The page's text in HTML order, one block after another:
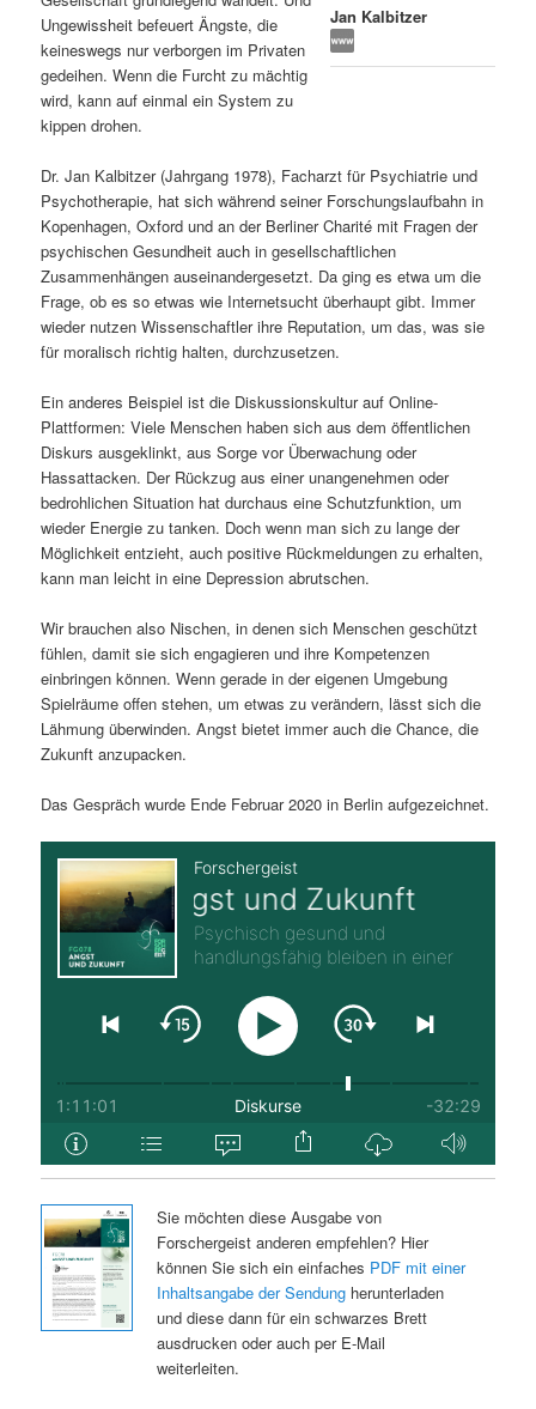
t
s
r
i
n
g
e
a
l
s
p
r
n
n
Jan Kalbitzer
Ungewissheit befeuert Ängste, die
keineswegs nur verborgen im Privaten
gedeihen. Wenn die Furcht zu mächtig
wird, kann auf einmal ein System zu
kippen drohen.
Dr. Jan Kalbitzer (Jahrgang 1978), Facharzt für Psychiatrie und
Psychotherapie, hat sich während seiner Forschungslaufbahn in
Kopenhagen, Oxford und an der Berliner Charité mit Fragen der
psychischen Gesundheit auch in gesellschaftlichen
Zusammenhängen auseinandergesetzt. Da ging es etwa um die
Frage, ob es so etwas wie Internetsucht überhaupt gibt. Immer
wieder nutzen Wissenschaftler ihre Reputation, um das, was sie
für moralisch richtig halten, durchzusetzen.
Ein anderes Beispiel ist die Diskussionskultur auf Online-
Plattformen: Viele Menschen haben sich aus dem öffentlichen
Diskurs ausgeklinkt, aus Sorge vor Überwachung oder
Hassattacken. Der Rückzug aus einer unangenehmen oder
bedrohlichen Situation hat durchaus eine Schutzfunktion, um
wieder Energie zu tanken. Doch wenn man sich zu lange der
Möglichkeit entzieht, auch positive Rückmeldungen zu erhalten,
kann man leicht in eine Depression abrutschen.
Wir brauchen also Nischen, in denen sich Menschen geschützt
fühlen, damit sie sich engagieren und ihre Kompetenzen
einbringen können. Wenn gerade in der eigenen Umgebung
Spielräume offen stehen, um etwas zu verändern, lässt sich die
Lähmung überwinden. Angst bietet immer auch die Chance, die
Zukunft anzupacken.
Das Gespräch wurde Ende Februar 2020 in Berlin aufgezeichnet.
Sie möchten diese Ausgabe von
Forschergeist anderen empfehlen? Hier
können Sie sich ein einfaches PDF mit einer
Inhaltsangabe der Sendungherunterladen
und diese dann für ein schwarzes Brett
ausdrucken oder auch per E-Mail
weiterleiten.